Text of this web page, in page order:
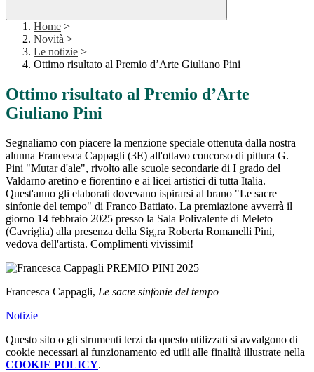
Home >
Novità >
Le notizie >
Ottimo risultato al Premio d’Arte Giuliano Pini
Ottimo risultato al Premio d’Arte
Giuliano Pini
Segnaliamo con piacere la menzione speciale ottenuta dalla nostra
alunna Francesca Cappagli (3E) all'ottavo concorso di pittura G.
Pini "Mutar d'ale", rivolto alle scuole secondarie di I grado del
Valdarno aretino e fiorentino e ai licei artistici di tutta Italia.
Quest'anno gli elaborati dovevano ispirarsi al brano "Le sacre
sinfonie del tempo" di Franco Battiato. La premiazione avverrà il
giorno 14 febbraio 2025 presso la Sala Polivalente di Meleto
(Cavriglia) alla presenza della Sig,ra Roberta Romanelli Pini,
vedova dell'artista. Complimenti vivissimi!
Francesca Cappagli, Le sacre sinfonie del tempo
Notizie
Questo sito o gli strumenti terzi da questo utilizzati si avvalgono di
cookie necessari al funzionamento ed utili alle finalità illustrate nella
COOKIE POLICY.